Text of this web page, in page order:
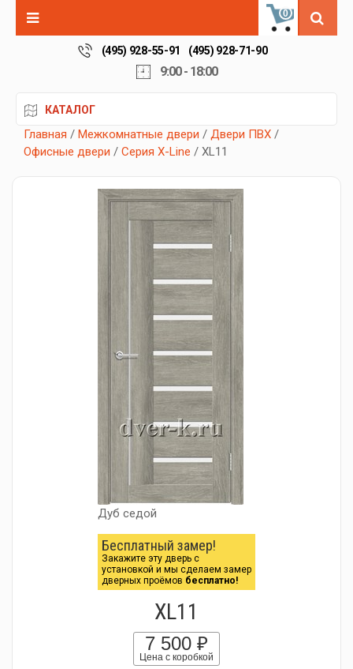
0
(495) 928-55-91 (495) 928-71-90
9:00 - 18:00
КАТАЛОГ
Главная / Межкомнатные двери / Двери ПВХ /
Офисные двери / Серия X-Line / XL11
Дуб седой
Бесплатный замер!
Закажите эту дверь с
установкой и мы сделаем замер
дверных проёмов бесплатно!
XL11
7 500 ₽
Цена с коробкой